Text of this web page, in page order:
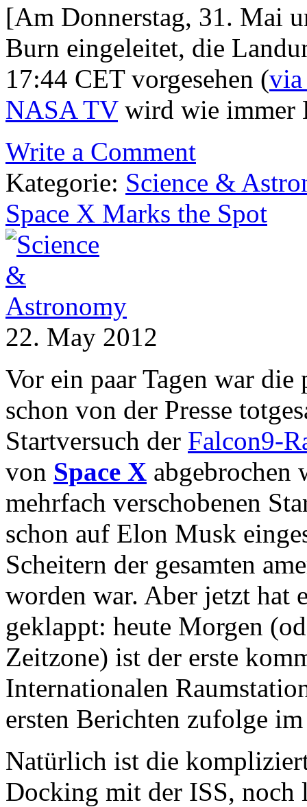
[Am Donnerstag, 31. Mai
Burn eingeleitet, die
17:44 CET vorgesehen (
NASA TVwird wie immer
Write a Comment
Kategorie: Science &
Space X Marks the Spot
22. May 2012
Vor ein paar Tagen war
schon von der Presse
Startversuch der Falcon9-
von Space X abgebrochen
mehrfach verschobenen
schon auf Elon Musk
Scheitern der gesamten
worden war. Aber jetzt hat
geklappt: heute Morgen
Zeitzone) ist der erste
Internationalen
ersten Berichten zufolge
Natürlich ist die
Docking mit der ISS, noch